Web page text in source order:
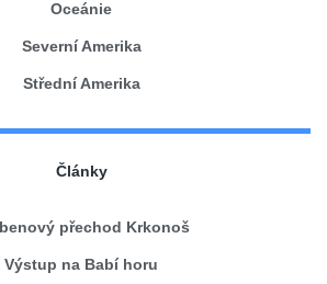
Oceánie
Severní Amerika
Střední Amerika
Články
přechod Krkonoš
Výstup na Babí horu